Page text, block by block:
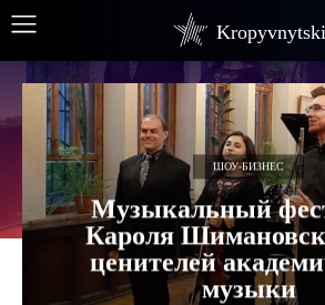
Kropyvnytski
ШОУ-БИЗНЕС
Музыкальный
Кароля
ценителей
музыки